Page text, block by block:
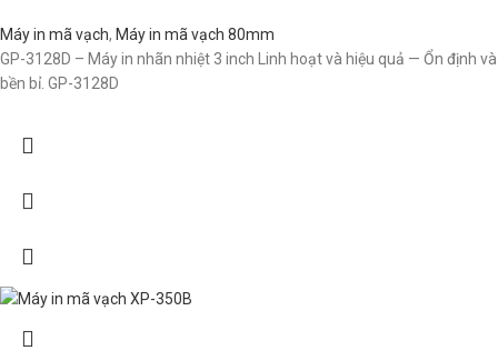
Máy in mã vạch, Máy in mã vạch 80mm
GP-3128D – Máy in nhãn nhiệt 3 inch Linh hoạt và hiệu quả — Ổn định và
bền bỉ. GP-3128D